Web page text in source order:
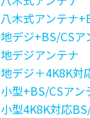
八木式アンテナ
地デジ+BS/CSア
地デジアンテナ
地デジ＋4K8K対
小型+BS/CSアン
小型4K8K対応